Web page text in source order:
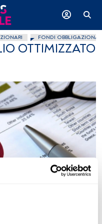
FONDI
OTTIMIZZATO